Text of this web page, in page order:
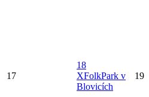
17
18
XFolkPark v
Blovicích
19